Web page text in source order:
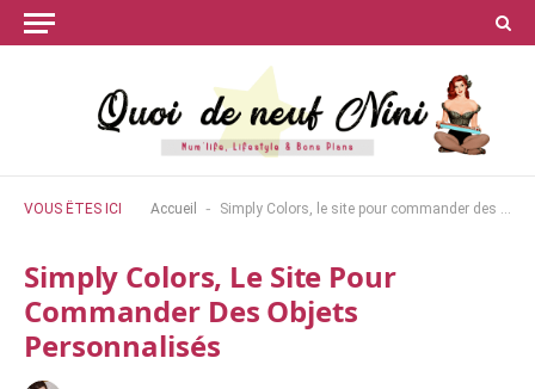
VOUS ÊTES ICI Accueil - Simply Colors, le site pour commander des objets personnalisés
Simply Colors, Le Site Pour
Commander Des Objets
Personnalisés